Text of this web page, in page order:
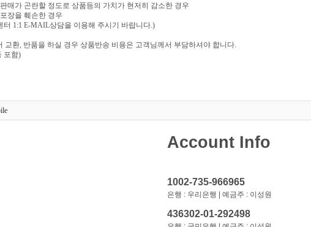
매가 곤란할 정도로 상품등의 가치가 현저히 감소한 경우
장을 훼손한 경우
터 1:1 E-MAIL상담을 이용해 주시기 바랍니다.)
환, 반품을 하실 경우 상품반송 비용은 고객님께서 부담하셔야 합니다.
포함)
Account Info
1002-735-966965
은행 : 우리은행 | 예금주 : 이성원
436302-01-292498